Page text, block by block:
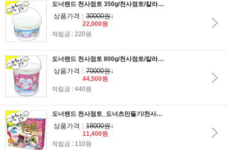
도너랜드 천사점토 350g/천사점토/칼라점토/컬러점토/찰흙/점토/지점토/찍기틀/점토만들기/모양찍기
상품가격 : 30000원↓
22,000원
적립금 : 220원
도너랜드 천사점토 800g/천사점토/칼라점토/컬러점토/찰흙/점토/지점토/찍기틀/점토만들기/모양찍기
상품가격 : 70000원↓
44,500원
적립금 : 440원
도너랜드 천사점토_도너츠만들기/천사점토/칼라점토/컬러점토/찰흙/점토/지점토
상품가격 : 18000원↓
11,400원
적립금 : 110원